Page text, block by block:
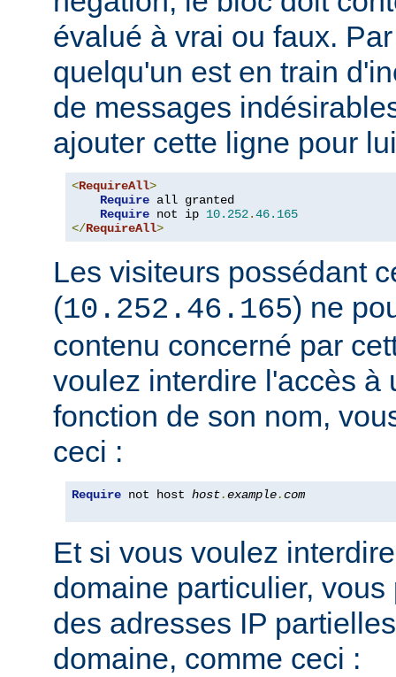
évalué à vrai ou faux.
quelqu'un est en train
de messages
ajouter cette ligne pour
<RequireAll>
Require all granted
Require not ip 10.252.46.165
</RequireAll>
Les visiteurs possédant
(10.252.46.165) ne
contenu concerné par
voulez interdire l'accès à
fonction de son nom,
ceci :
Require not host host.example.com
Et si vous voulez
domaine particulier,
des adresses IP
domaine, comme ceci :